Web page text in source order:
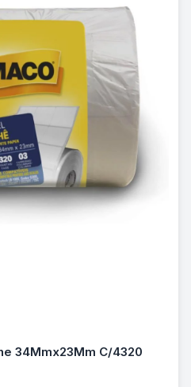
34Mmx23Mm C/4320